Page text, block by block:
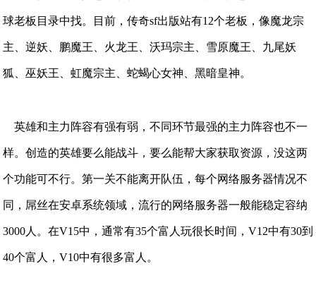
球老板目录中找。目前，传奇sf出版站有12个老板，像魔龙宗
主、逆妖、鹏魔王、火龙王、沃玛宗主、雪原魔王、九尾妖
狐、巫妖王、虹魔宗主、蛇蝎心女神、黑暗皇神。
英雄和主力阵容有强有弱，不同环节最强的主力阵容也不一
样。创造的英雄要么能战斗，要么能帮大家获取资源，没这两
个功能可不行。第一关不能离开队伍，每个网络服务器情况不
同，屌丝在安卓系统领域，流行的网络服务器一般能稳定容纳
3000人。在V15中，通常有35个富人玩很长时间，V12中有30到
40个富人，V10中有很多富人。